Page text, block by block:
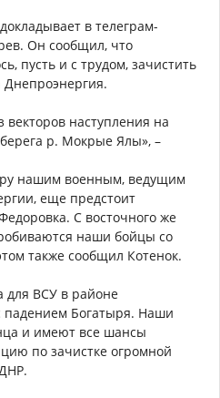
в телеграм-
Он сообщил, что
пусть и с трудом, зачистить
Днепроэнергия.
векторов наступления на
р. Мокрые Ялы», –
нашим военным, ведущим
еще предстоит
С восточного же
наши бойцы со
также сообщил Котенок.
для ВСУ в районе
падением Богатыря. Наши
и имеют все шансы
по зачистке огромной